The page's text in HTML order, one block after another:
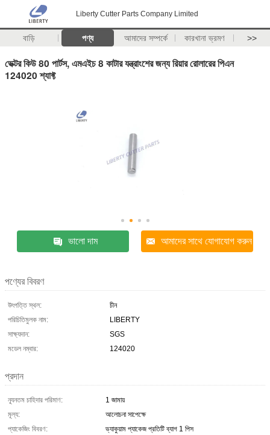
Liberty Cutter Parts Company Limited
বাড়ি পণ্য আমাদের সম্পর্কে কারখানা ভ্রমণ >>
ভেক্টর কিউ 80 পার্টস, এমএইচ 8 কাটার যন্ত্রাংশের জন্য রিয়ার রোলারের পিএন
124020 শ্যাফ্ট
ভালো দাম আমাদের সাথে যোগাযোগ করুন
পণ্যের বিবরণ
উৎপত্তি স্থল:
চীন
পরিচিতিমুলক নাম:
LIBERTY
সাক্ষ্যদান:
SGS
মডেল নম্বার:
124020
প্রদান
ন্যূনতম চাহিদার পরিমাণ:
1 জামায়
মূল্য:
আলোচনা সাপেক্ষে
প্যাকেজিং বিবরণ:
ভ্যাকুয়াম প্যাকেজ প্রতিটি ব্যাগ 1 পিস